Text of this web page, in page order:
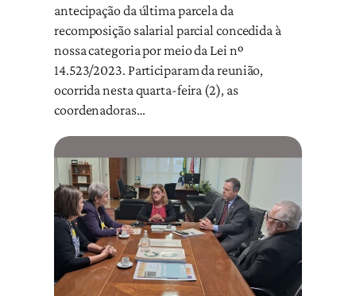
antecipação da última parcela da
recomposição salarial parcial concedida à
nossa categoria por meio da Lei nº
14.523/2023. Participaram da reunião,
ocorrida nesta quarta-feira (2), as
coordenadoras…